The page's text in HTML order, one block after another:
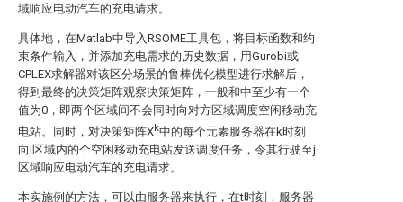
域响应电动汽车的充电请求。
具体地，在Matlab中导入RSOME工具包，将目标函数和约
束条件输入，并添加充电需求的历史数据，用Gurobi或
CPLEX求解器对该区分场景的鲁棒优化模型进行求解后，
得到最终的决策矩阵观察决策矩阵，一般和中至少有一个
值为0，即两个区域间不会同时向对方区域调度空闲移动充
电站。同时，对决策矩阵Xk中的每个元素服务器在k时刻
向i区域内的个空闲移动充电站发送调度任务，令其行驶至j
区域响应电动汽车的充电请求。
本实施例的方法，可以由服务器来执行，在t时刻，服务器